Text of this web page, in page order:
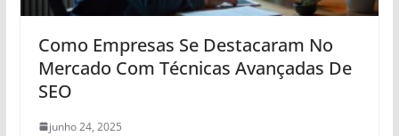
Como Empresas Se Destacaram No
Mercado Com Técnicas Avançadas De
SEO
junho 24, 2025